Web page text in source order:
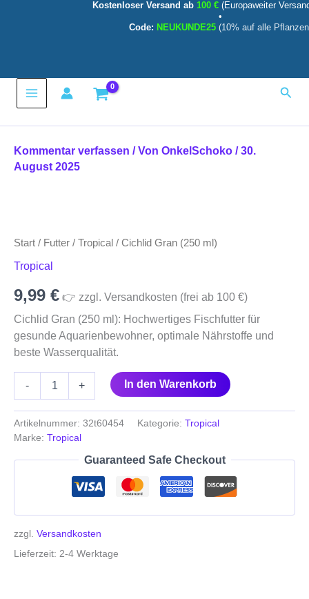
Kostenloser Versand ab 100 € (Europaweiter
•
Code: NEUKUNDE25 (10% auf alle
Main
Kommentar verfassen / Von OnkelSchoko /30.
August 2025
Start / Futter / Tropical / Cichlid Gran (250 ml)
Tropical
9,99 € 👉 zzgl. Versandkosten (frei ab 100 €)
Cichlid Gran (250 ml): Hochwertiges Fischfutter für
gesunde Aquarienbewohner, optimale Nährstoffe und
beste Wasserqualität.
-
ml)
+ In den Warenkorb
Artikelnummer: 32t60454 Kategorie: Tropical
Marke: Tropical
Guaranteed Safe Checkout
zzgl. Versandkosten
Lieferzeit: 2-4 Werktage